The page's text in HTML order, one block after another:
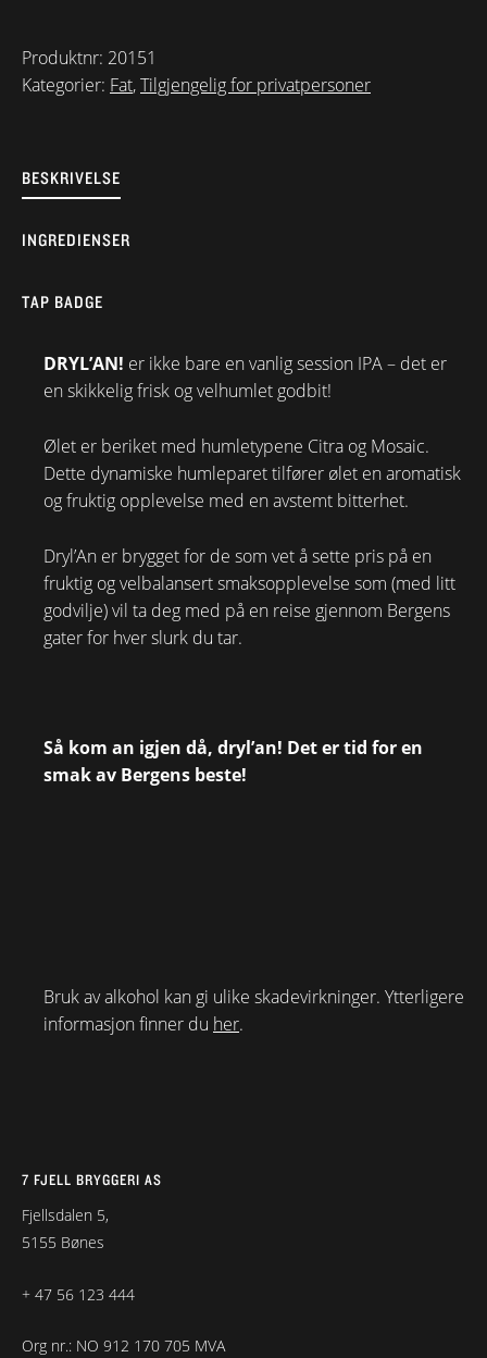
Produktnr: 20151
Kategorier: Fat,Tilgjengelig for privatpersoner
BESKRIVELSE
INGREDIENSER
TAP BADGE
DRYL’AN! er ikke bare en vanlig session IPA – det er
en skikkelig frisk og velhumlet godbit!
Ølet er beriket med humletypene Citra og Mosaic.
Dette dynamiske humleparet tilfører ølet en aromatisk
og fruktig opplevelse med en avstemt bitterhet.
Dryl’An er brygget for de som vet å sette pris på en
fruktig og velbalansert smaksopplevelse som (med litt
godvilje) vil ta deg med på en reise gjennom Bergens
gater for hver slurk du tar.
Så kom an igjen då, dryl’an! Det er tid for en
smak av Bergens beste!
Bruk av alkohol kan gi ulike skadevirkninger. Ytterligere
informasjon finner du her.
7 FJELL BRYGGERI AS
Fjellsdalen 5,
5155 Bønes
+ 47 56 123 444
Org nr.: NO 912 170 705 MVA